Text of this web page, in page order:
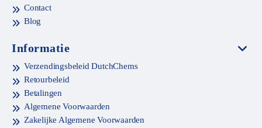
Contact
Blog
Informatie
Verzendingsbeleid DutchChems
Retourbeleid
Betalingen
Algemene Voorwaarden
Zakelijke Algemene Voorwaarden